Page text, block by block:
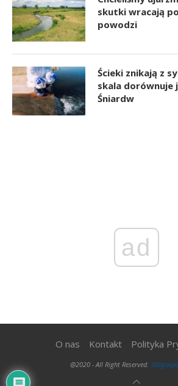
skutki wracają
powodzi
Ścieki znikają z
skala dorównuje
Śniardw
ad
O nas Kontakt Polityka
@2020 - All Right Reserved.